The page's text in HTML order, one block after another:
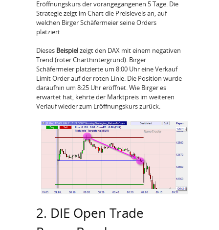
Eröffnungskurs der vorangegangenen 5 Tage. Die
Strategie zeigt im Chart die Preislevels an, auf
welchen Birger Schäfermeier seine Orders
platziert.
Dieses Beispielzeigt den DAX mit einem negativen
Trend (roter Charthintergrund). Birger
Schäfermeier platzierte um 8:00 Uhr eine Verkauf
Limit Order auf der roten Linie. Die Position wurde
daraufhin um 8:25 Uhr eröffnet. Wie Birger es
erwartet hat, kehrte der Marktpreis im weiteren
Verlauf wieder zum Eröffnungskurs zurück.
2. DIE Open Trade